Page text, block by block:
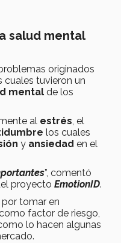
salud mental
originados
cuales tuvieron un
mental de los
al estrés, el
los cuales
y ansiedad en el
”, comentó
proyecto EmotionID.
tomar en
factor de riesgo,
lo hacen algunas